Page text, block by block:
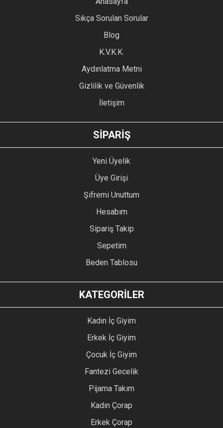
Ürün resmi kalitesiz, bozuk veya görüntülenemiyor.
Ürün açıklamasında eksik bilgiler bulunuyor.
Ürün bilgilerinde hatalar bulunuyor.
Ürün fiyatı diğer sitelerden daha pahalı.
GÖNDER
Sıkça Sorulan Sorular
Blog
K.V.K.K.
Aydınlatma Metni
Gizlilik ve Güvenlik
İletişim
SİPARİŞ
Yeni Üyelik
Üye Girişi
Şifremi Unuttum
Hesabım
Sipariş Takip
Sepetim
Beden Tablosu
KATEGORİLER
Kadın İç Giyim
Erkek İç Giyim
Çocuk İç Giyim
Fantezi Gecelik
Pijama Takım
Kadın Çorap
Erkek Çorap